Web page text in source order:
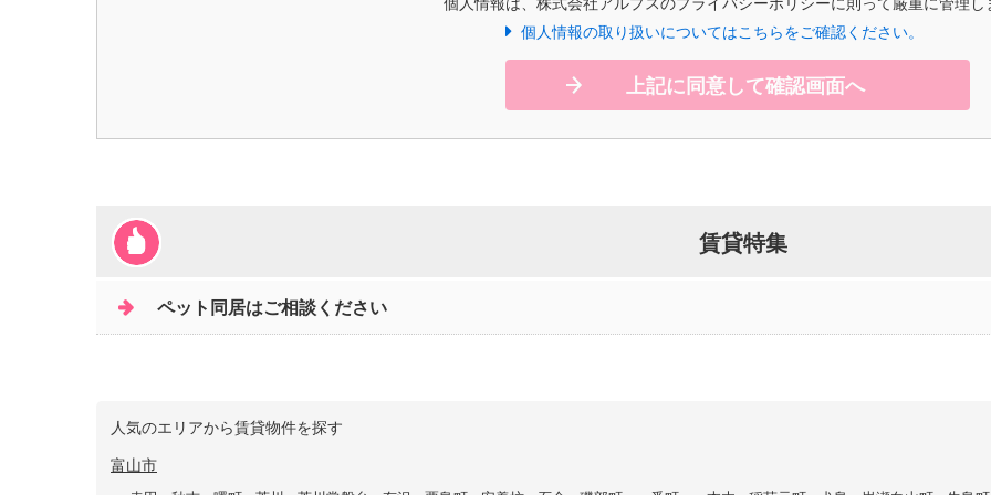
個人情報の取り扱いについてはこちらをご確認ください。
上記に同意して確認画面へ
賃貸特集
ペット同居はご相談ください
人気のエリアから賃貸物件を探す
富山市